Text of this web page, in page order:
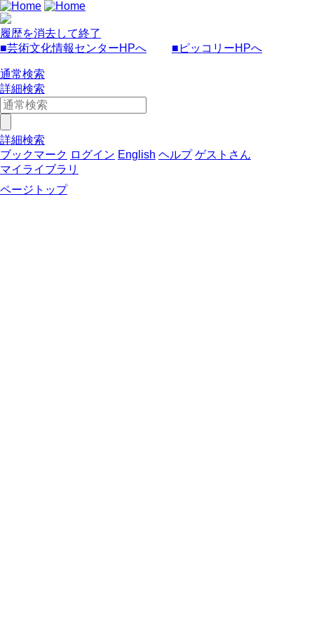
履歴を消去して終了
■芸術文化情報センターHPへ
■ピッコリーHPへ
通常検索
詳細検索
詳細検索
ブックマーク ログイン English ヘルプ ゲストさん
マイライブラリ
ページトップ